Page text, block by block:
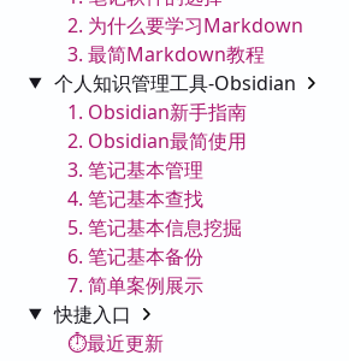
2. 为什么要学习Markdown
3. 最简Markdown教程
个人知识管理工具-Obsidian
1. Obsidian新手指南
2. Obsidian最简使用
3. 笔记基本管理
4. 笔记基本查找
5. 笔记基本信息挖掘
6. 笔记基本备份
7. 简单案例展示
快捷入口
⏱️最近更新